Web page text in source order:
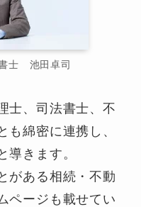
士 池田卓司
士、司法書士、不
も綿密に連携し、
導きます。
がある相続・不動
ページも載せてい